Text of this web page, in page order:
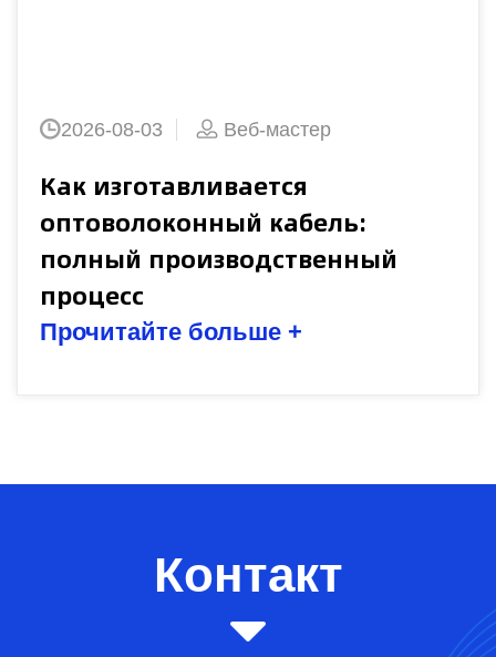
2026-08-03 Веб-мастер
Как изготавливается
оптоволоконный кабель:
полный производственный
процесс
Прочитайте больше +
Контакт